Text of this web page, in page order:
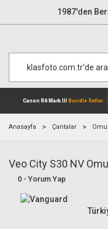
1987'den
Canon R6 Mark
Anasayfa Çantalar
Veo City S30 NV
0 - Yorum Yap